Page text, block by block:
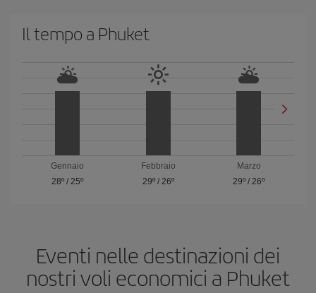
Il tempo a Phuket
Gennaio
28º/ 25º
Febbraio
29º/ 26º
Marzo
29º /26º
Eventi nelle destinazioni dei
nostri voli economici a Phuket